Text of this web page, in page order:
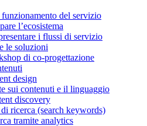
del servizio
l’ecosistema
i flussi di servizio
le soluzioni
di co-progettazione
design
sui contenuti e il linguaggio
discovery
ricerca (search keywords)
tramite analytics